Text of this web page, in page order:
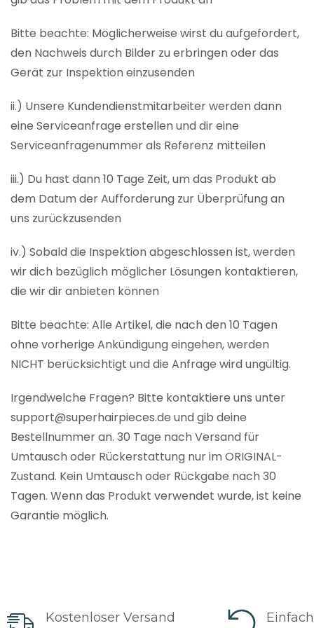
Bitte beachte: Möglicherweise wirst du aufgefordert,
den Nachweis durch Bilder zu erbringen oder das
Gerät zur Inspektion einzusenden
ii.) Unsere Kundendienstmitarbeiter werden dann
eine Serviceanfrage erstellen und dir eine
Serviceanfragenummer als Referenz mitteilen
iii.) Du hast dann 10 Tage Zeit, um das Produkt ab
dem Datum der Aufforderung zur Überprüfung an
uns zurückzusenden
iv.) Sobald die Inspektion abgeschlossen ist, werden
wir dich bezüglich möglicher Lösungen kontaktieren,
die wir dir anbieten können
Bitte beachte: Alle Artikel, die nach den 10 Tagen
ohne vorherige Ankündigung eingehen, werden
NICHT berücksichtigt und die Anfrage wird ungültig.
Irgendwelche Fragen? Bitte kontaktiere uns unter
support@superhairpieces.de und gib deine
Bestellnummer an. 30 Tage nach Versand für
Umtausch oder Rückerstattung nur im ORIGINAL-
Zustand. Kein Umtausch oder Rückgabe nach 30
Tagen. Wenn das Produkt verwendet wurde, ist keine
Garantie möglich.
Kostenloser Versand